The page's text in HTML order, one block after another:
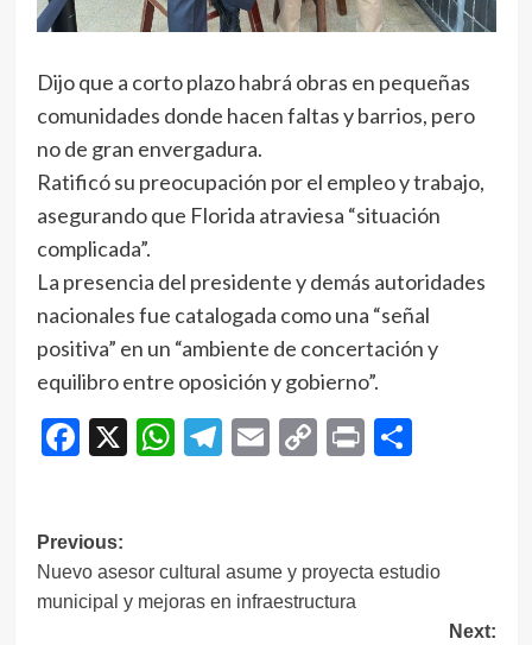
Dijo que a corto plazo habrá obras en pequeñas
comunidades donde hacen faltas y barrios, pero
no de gran envergadura.
Ratificó su preocupación por el empleo y trabajo,
asegurando que Florida atraviesa “situación
complicada”.
La presencia del presidente y demás autoridades
nacionales fue catalogada como una “señal
positiva” en un “ambiente de concertación y
equilibro entre oposición y gobierno”.
Facebook
X WhatsApp
Telegram
EmailCopy
Print
Navegación
de
entradas
Previous:
Nuevo asesor cultural asume y proyecta estudio
municipal y mejoras en infraestructura
Next: